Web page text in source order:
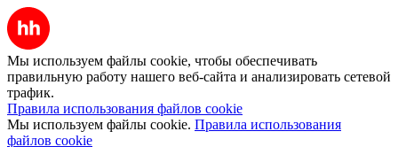
Мы используем файлы cookie, чтобы обеспечивать
правильную работу нашего веб-сайта и анализировать сетевой
трафик.
Правила использования файлов cookie
Мы используем файлы cookie. Правила использования
файлов cookie